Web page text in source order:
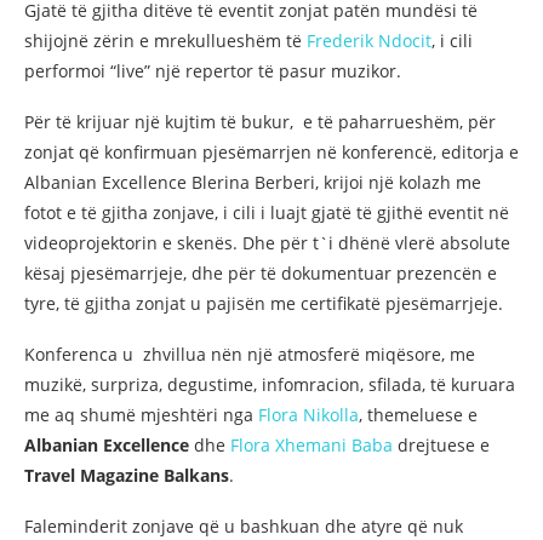
Gjatë të gjitha ditëve të eventit zonjat patën mundësi të
shijojnë zërin e mrekullueshëm të Frederik Ndocit, i cili
performoi “live” një repertor të pasur muzikor.
Për të krijuar një kujtim të bukur, e të paharrueshëm, për
zonjat që konfirmuan pjesëmarrjen në konferencë, editorja e
Albanian Excellence Blerina Berberi, krijoi një kolazh me
fotot e të gjitha zonjave, i cili i luajt gjatë të gjithë eventit në
videoprojektorin e skenës. Dhe për t`i dhënë vlerë absolute
kësaj pjesëmarrjeje, dhe për të dokumentuar prezencën e
tyre, të gjitha zonjat u pajisën me certifikatë pjesëmarrjeje.
Konferenca u zhvillua nën një atmosferë miqësore, me
muzikë, surpriza, degustime, infomracion, sfilada, të kuruara
me aq shumë mjeshtëri nga Flora Nikolla, themeluese e
Albanian Excellence dhe Flora Xhemani Baba drejtuese e
Travel Magazine Balkans.
Faleminderit zonjave që u bashkuan dhe atyre që nuk